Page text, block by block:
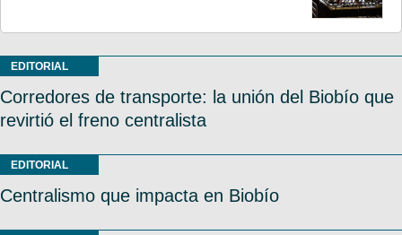
EDITORIAL
Corredores de transporte: la unión del Biobío que
revirtió el freno centralista
EDITORIAL
Centralismo que impacta en Biobío